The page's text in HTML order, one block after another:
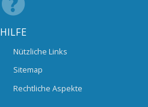
HILFE
Nützliche Links
Sitemap
Rechtliche Aspekte